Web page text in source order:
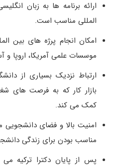
ارائه برنامه ها به زبان
المللی مناسب است.
امکان انجام پرژه های بین
موسسات علمی آمریکا، اروپا و
ارتباط نزدیک بسیاری از
بازار کار که به فرصت های
کمک می کند.
امنیت بالا و فضای
مناسب بودن برای زندگی
پس از پایان دکترا ترکیه